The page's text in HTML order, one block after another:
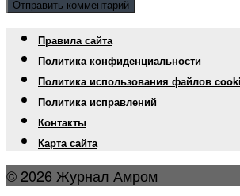
Правила сайта
Политика конфиденциальности
Политика использования файлов
Политика исправлений
Контакты
Карта сайта
© 2026 Журнал Амром